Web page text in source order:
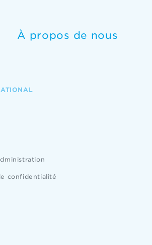
À propos de nous
confidentialité